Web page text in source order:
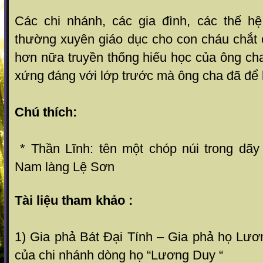
Các chi nhánh, các gia đình, các thế
thường xuyên giáo dục cho con cháu chắt
hơn nữa truyền thống hiếu học của ông
xứng đáng với lớp trước mà ông cha đã để
Chú thích:
* Thần Lĩnh: tên một chóp núi trong
Nam làng Lệ Sơn
Tài liệu tham khảo :
1) Gia phả Bát Đại Tính – Gia phả họ
của chi nhánh dòng họ “Lương Duy “